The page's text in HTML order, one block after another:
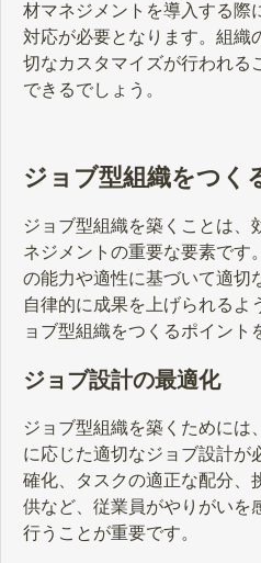
材マネジメントを導入する際
対応が必要となります。組織
切なカスタマイズが行われる
できるでしょう。
ジョブ型組織をつく
ジョブ型組織を築くことは、
ネジメントの重要な要素です
の能力や適性に基づいて適切
自律的に成果を上げられるよ
ョブ型組織をつくるポイント
ジョブ設計の最適化
ジョブ型組織を築くためには
に応じた適切なジョブ設計が
確化、タスクの適正な配分、
供など、従業員がやりがいを
行うことが重要です。